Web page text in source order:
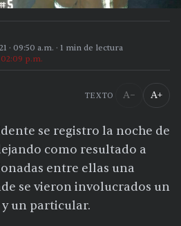
· 09:50 a.m. · 1 min de lectura
p.m.
TEXTO A− A+
se registro la noche de
como resultado a
entre ellas una
se vieron involucrados un
un particular.